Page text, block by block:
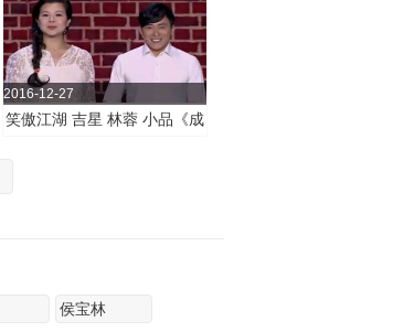
笑傲江湖 吉星 林蓉 小品《成
2016-12-27
侯宝林